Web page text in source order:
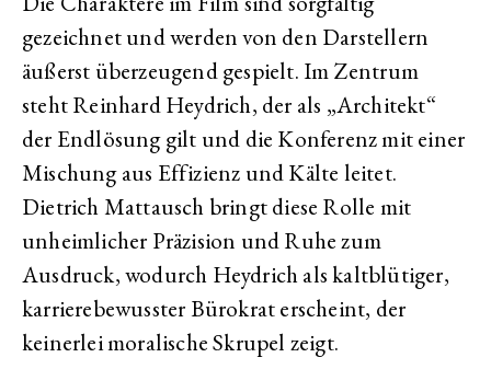
gezeichnet und werden von den Darstellern
äußerst überzeugend gespielt. Im Zentrum
steht Reinhard Heydrich, der als „Architekt“
der Endlösung gilt und die Konferenz mit einer
Mischung aus Effizienz und Kälte leitet.
Dietrich Mattausch bringt diese Rolle mit
unheimlicher Präzision und Ruhe zum
Ausdruck, wodurch Heydrich als kaltblütiger,
karrierebewusster Bürokrat erscheint, der
keinerlei moralische Skrupel zeigt.